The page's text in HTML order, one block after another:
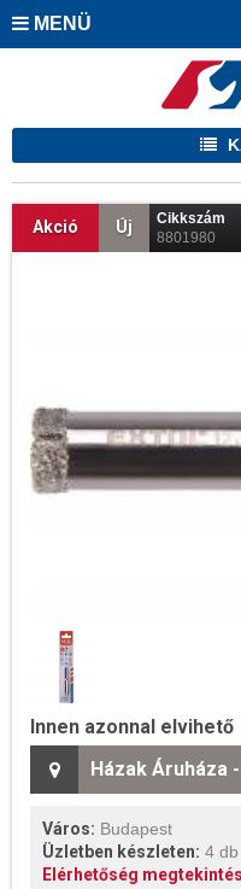
MENÜ
Akció Új
Cikkszám
8801980
Innen azonnal elvihető
Házak Áruháza
Város: Budapest
Üzletben készleten: 4 db
Elérhetőség